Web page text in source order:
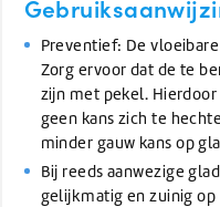
Preventief: De
Zorg ervoor dat de te
zijn met pekel.
geen kans zich te
minder gauw kans op
Bij reeds aanwezige
gelijkmatig en zuinig